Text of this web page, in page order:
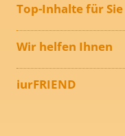
Top-Inhalte für Sie
Wir helfen Ihnen
iurFRIEND